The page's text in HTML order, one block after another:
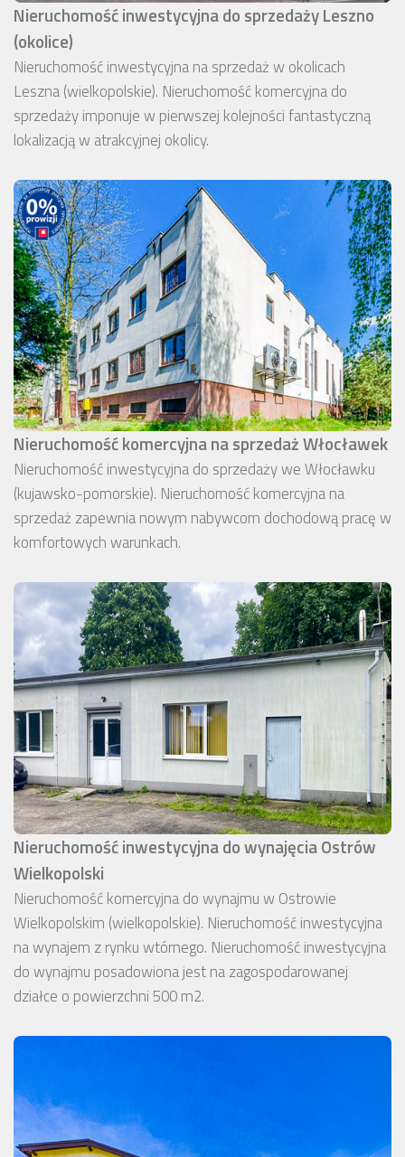
Nieruchomość inwestycyjna do sprzedaży Leszno
(okolice)
Nieruchomość inwestycyjna na sprzedaż w okolicach
Leszna (wielkopolskie). Nieruchomość komercyjna do
sprzedaży imponuje w pierwszej kolejności fantastyczną
lokalizacją w atrakcyjnej okolicy.
Nieruchomość komercyjna na sprzedaż Włocławek
Nieruchomość inwestycyjna do sprzedaży we Włocławku
(kujawsko-pomorskie). Nieruchomość komercyjna na
sprzedaż zapewnia nowym nabywcom dochodową pracę w
komfortowych warunkach.
Nieruchomość inwestycyjna do wynajęcia Ostrów
Wielkopolski
Nieruchomość komercyjna do wynajmu w Ostrowie
Wielkopolskim (wielkopolskie). Nieruchomość inwestycyjna
na wynajem z rynku wtórnego. Nieruchomość inwestycyjna
do wynajmu posadowiona jest na zagospodarowanej
działce o powierzchni 500 m2.